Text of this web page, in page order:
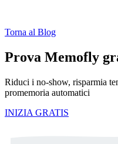
Torna al Blog
Prova Memofly
Riduci i no-show, risparmia
promemoria automatici
INIZIA GRATIS